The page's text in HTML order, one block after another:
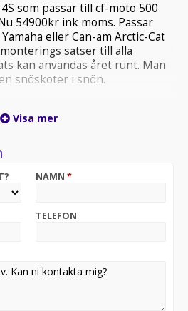
som passar till cf-moto 500
54900kr ink moms. Passar
eller Can-am Arctic-Cat
satser till alla
kan användas året runt. Man
snöskoter i snön.
Visa mer
NAMN *
TELEFON